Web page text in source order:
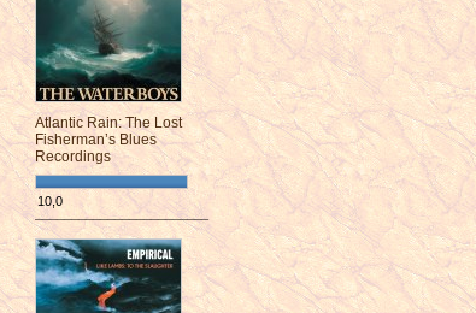
Atlantic Rain: The Lost
Fisherman’s Blues
Recordings
10,0
¯¯¯¯¯¯¯¯¯¯¯¯¯¯¯¯¯¯¯¯¯¯¯¯